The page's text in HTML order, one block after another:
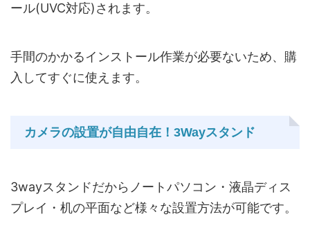
ール(UVC対応)されます。
手間のかかるインストール作業が必要ないため、購
入してすぐに使えます。
カメラの設置が自由自在！3Wayスタンド
3wayスタンドだからノートパソコン・液晶ディス
プレイ・机の平面など様々な設置方法が可能です。